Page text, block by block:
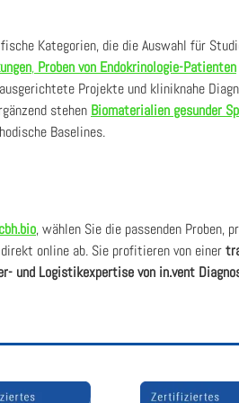
Kate­go­rien, die die Aus­wahl für
, Pro­ben von Endo­kri­no­lo­gie-Pati­en­ten
Pro­jek­te und kli­nik­na­he
ste­hen Bio­ma­te­ria­li­en gesun­der
Base­lines.
cbh.bio, wäh­len Sie die pas­sen­den Pro­ben,
online ab. Sie pro­fi­tie­ren von einer
und Logis­tik­ex­per­ti­se von in.vent